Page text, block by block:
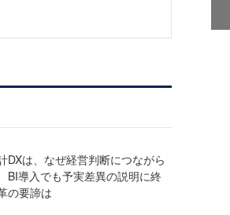
DXは、なぜ経営判断につながら
導入でも予実差異の説明に終
要諦は